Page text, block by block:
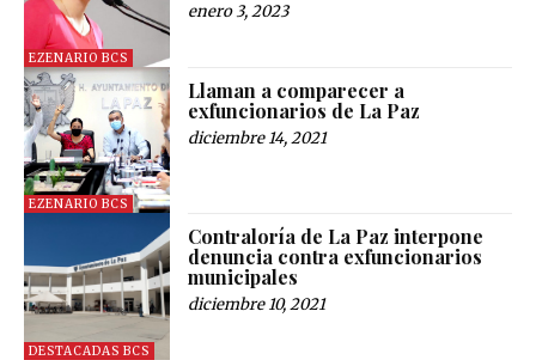
EZENARIO BCS
enero 3, 2023
EZENARIO BCS
Llaman a comparecer a
exfuncionarios de La Paz
diciembre 14, 2021
DESTACADAS BCS
Contraloría de La Paz interpone
denuncia contra exfuncionarios
municipales
diciembre 10, 2021